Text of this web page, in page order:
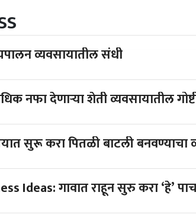
व्यवसायातील संधी
नफा देणाऱ्या शेती व्यवसायातील
सुरू करा पितळी बाटली बनवण्याचा
Ideas: गावात राहून सुरु करा ‘हे’